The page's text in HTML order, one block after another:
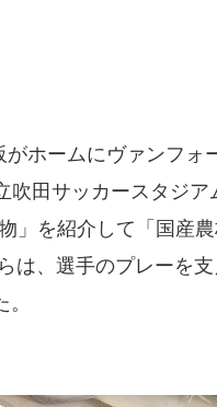
ホームにヴァンフォ
田サッカースタジア
」を紹介して「国産農
は、選手のプレーを